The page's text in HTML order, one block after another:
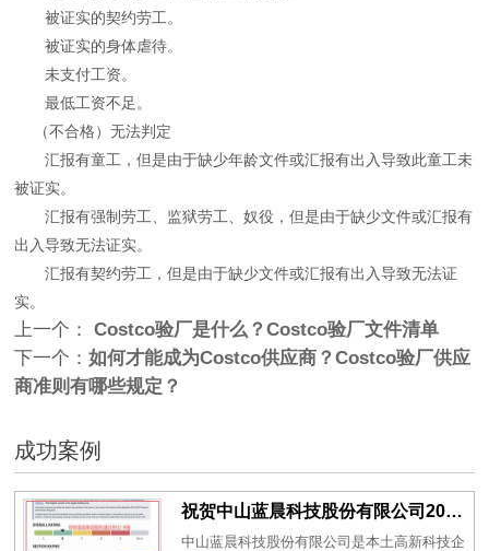
被证实的契约劳工。
被证实的身体虐待。
未支付工资。
最低工资不足。
（不合格）无法判定
汇报有童工，但是由于缺少年龄文件或汇报有出入导致此童工未
被证实。
汇报有强制劳工、监狱劳工、奴役，但是由于缺少文件或汇报有
出入导致无法证实。
汇报有契约劳工，但是由于缺少文件或汇报有出入导致无法证
实。
上一个：
Costco验厂是什么？Costco验厂文件清单
下一个：如何才能成为Costco供应商？Costco验厂供应
商准则有哪些规定？
成功案例
祝贺中山蓝晨科技股份有限公司2026年一次性成功通过BSCI验厂-B级
中山蓝晨科技股份有限公司是本土高新科技企